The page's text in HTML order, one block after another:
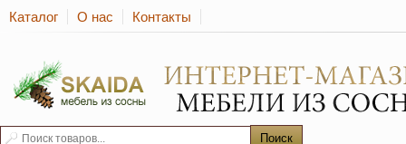
Каталог О нас Контакты